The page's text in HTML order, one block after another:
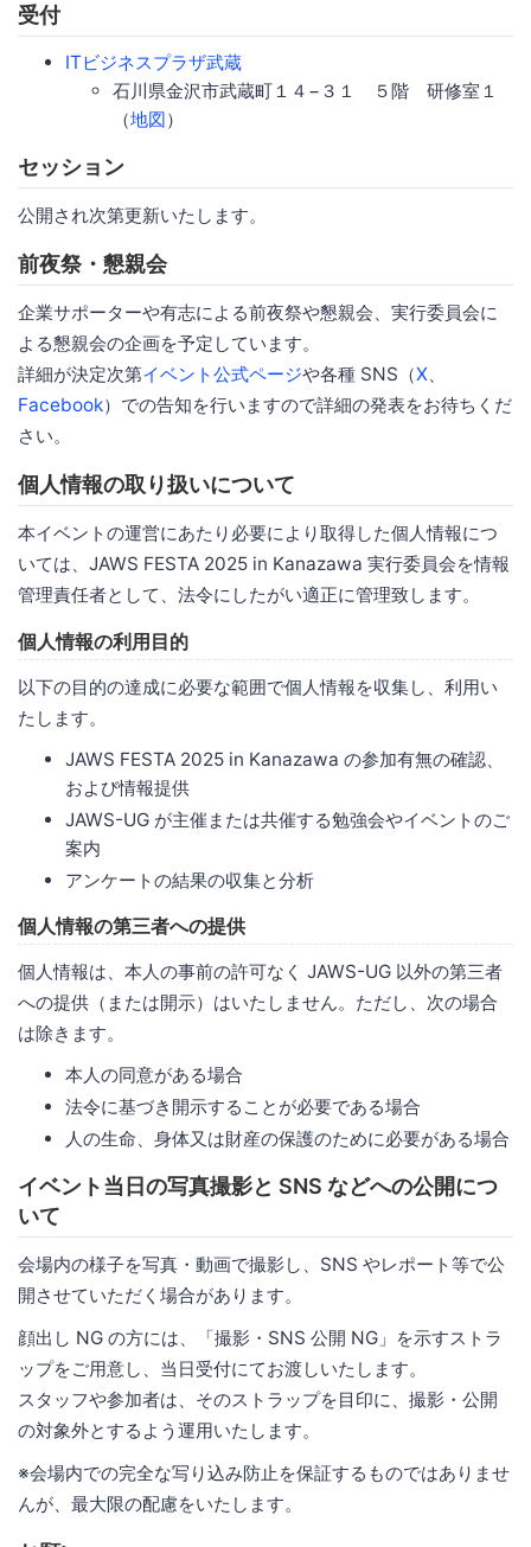
受付
ITビジネスプラザ武蔵
石川県金沢市武蔵町１４−３１ ５階 研修室１
（地図）
セッション
公開され次第更新いたします。
前夜祭・懇親会
企業サポーターや有志による前夜祭や懇親会、実行委員会に
よる懇親会の企画を予定しています。
詳細が決定次第イベント公式ページや各種 SNS（X、
Facebook）での告知を行いますので詳細の発表をお待ちくだ
さい。
個人情報の取り扱いについて
本イベントの運営にあたり必要により取得した個人情報につ
いては、JAWS FESTA 2025 in Kanazawa 実行委員会を情報
管理責任者として、法令にしたがい適正に管理致します。
個人情報の利用目的
以下の目的の達成に必要な範囲で個人情報を収集し、利用い
たします。
JAWS FESTA 2025 in Kanazawa の参加有無の確認、
および情報提供
JAWS-UG が主催または共催する勉強会やイベントのご
案内
アンケートの結果の収集と分析
個人情報の第三者への提供
個人情報は、本人の事前の許可なく JAWS-UG 以外の第三者
への提供（または開示）はいたしません。ただし、次の場合
は除きます。
本人の同意がある場合
法令に基づき開示することが必要である場合
人の生命、身体又は財産の保護のために必要がある場合
イベント当日の写真撮影と SNS などへの公開につ
いて
会場内の様子を写真・動画で撮影し、SNS やレポート等で公
開させていただく場合があります。
顔出し NG の方には、「撮影・SNS 公開 NG」を示すストラ
ップをご用意し、当日受付にてお渡しいたします。
スタッフや参加者は、そのストラップを目印に、撮影・公開
の対象外とするよう運用いたします。
※会場内での完全な写り込み防止を保証するものではありませ
んが、最大限の配慮をいたします。